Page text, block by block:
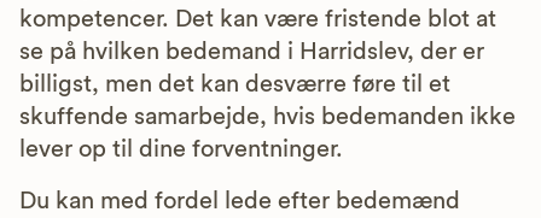
kompetencer. Det kan være fristende blot at
se på hvilken bedemand i Harridslev, der er
billigst, men det kan desværre føre til et
skuffende samarbejde, hvis bedemanden ikke
lever op til dine forventninger.
Du kan med fordel lede efter bedemænd